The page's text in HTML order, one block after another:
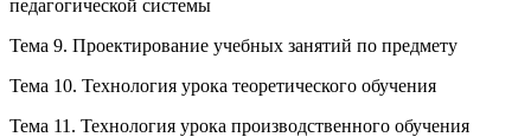
педагогической системы
Тема 9. Проектирование учебных занятий по предмету
Тема 10. Технология урока теоретического обучения
Тема 11. Технология урока производственного обучения